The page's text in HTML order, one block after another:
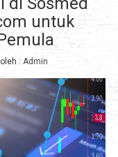
untuk
: Admin